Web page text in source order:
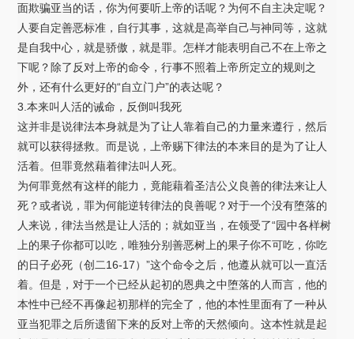
面欺骗亚当的话，你为何要听上帝的话呢？为何不自主决定呢？
人要自定善恶标准，自行其事，这就是高举自己与神同等，这就
是自我中心，就是骄傲，就是罪。怎样才能表明自己不在上帝之
下呢？除了反对上帝的命令，行事不照着上帝所定立的规则之
外，还有什么更好的“自立门户”的表达呢？
3.本来叫人活的诫命，反倒叫我死
这并非是说律法本身就是为了让人靠着自己的力量来遵行，然后
就可以获得拯救。而是说，上帝赐下律法的本来目的是为了让人
活着。但罪竟然藉着律法叫人死。
为何罪竟然有这样的能力，竟能藉着圣洁公义良善的律法来让人
死？或者说，罪为何能逆转律法的良善呢？对于一个没有堕落的
人来说，律法当然是让人活的；就如亚当，在领受了“园中各样树
上的果子你都可以吃，唯独分别善恶树上的果子你不可吃，你吃
的日子必死（创二16-17）”这个命令之后，他遵从就可以一直活
着。但是，对于一个已经从起初的恩典之中堕落的人而言，他的
本性中已经不再像起初那样的完全了，他的本性里面有了一种从
亚当犯罪之后所遗留下来的反对上帝的天然倾向。这本性就是起